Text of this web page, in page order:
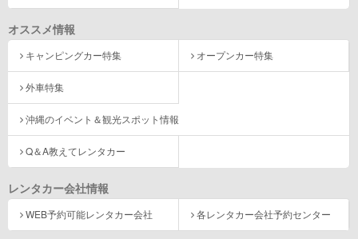
オススメ情報
キャンピングカー特集 オープンカー特集
外車特集
沖縄のイベント＆観光スポット情報
Q＆A教えてレンタカー
レンタカー会社情報
WEB予約可能レンタカー会社 各レンタカー会社予約センター